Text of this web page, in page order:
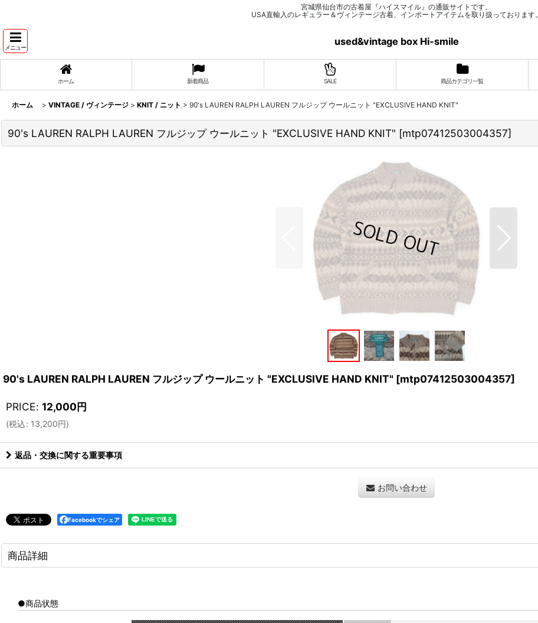
宮城県仙台市の古着屋『ハイスマイル』の通販サイトです。
USA直輸入のレギュラー＆ヴィンテージ古着、インポートアイテムを取り扱っております。
メニュー
used&vintage box Hi-smile
ホーム 新着商品 SALE 商品カテゴリ一覧
ホーム > VINTAGE / ヴィンテージ > KNIT / ニット > 90's LAUREN RALPH LAUREN フルジップ ウールニット "EXCLUSIVE HAND KNIT"
90's LAUREN RALPH LAUREN フルジップ ウールニット "EXCLUSIVE HAND KNIT" [mtp07412503004357]
90's LAUREN RALPH LAUREN フルジップ ウールニット "EXCLUSIVE HAND KNIT" [mtp07412503004357]
PRICE: 12,000円
(税込: 13,200円)
返品・交換に関する重要事項
お問い合わせ
Facebookでシェア
商品詳細
●商品状態